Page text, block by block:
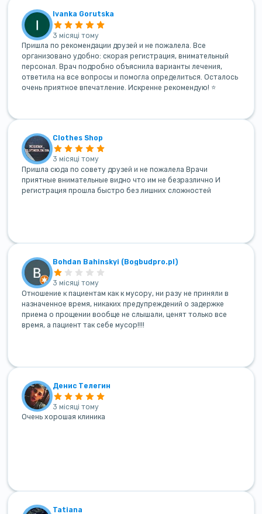
Ivanka Gorutska
3 місяці тому
Пришла по рекомендации друзей и не пожалела. Все
организовано удобно: скорая регистрация, внимательный
персонал. Врач подробно объяснила варианты лечения,
ответила на все вопросы и помогла определиться. Осталось
очень приятное впечатление. Искренне рекомендую! ⭐
Clothes Shop
3 місяці тому
Пришла сюда по совету друзей и не пожалела Врачи
приятные внимательные видно что им не безразлично И
регистрация прошла быстро без лишних сложностей
Bohdan Bahinskyi (Bogbudpro.pl)
3 місяці тому
Отношение к пациентам как к мусору, ни разу не приняли в
назначенное время, никаких предупреждений о задержке
приема о прощении вообще не слышали, ценят только все
время, а пациент так себе мусор!!!!
Денис Телегин
3 місяці тому
Очень хорошая клиника
Tatiana